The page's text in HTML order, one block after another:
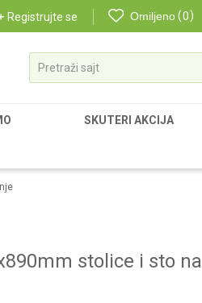
Registrujte se Omiljeno 0
Pretraži sajt
SKUTERI AKCIJA
stolice i sto na